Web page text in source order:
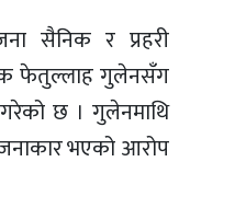
सैनिक र प्रहरी
फेतुल्लाह गुलेनसँग
छ । गुलेनमाथि
भएको आरोप